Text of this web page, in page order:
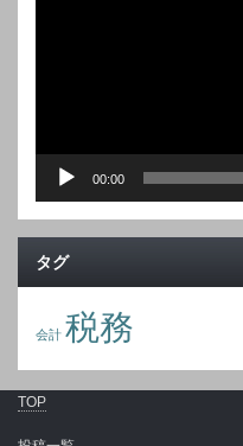
00:00
タグ
会計 税務
TOP